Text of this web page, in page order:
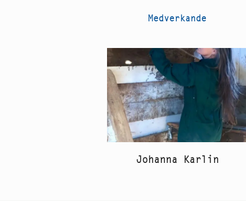
Medverkande
Johanna Karlin